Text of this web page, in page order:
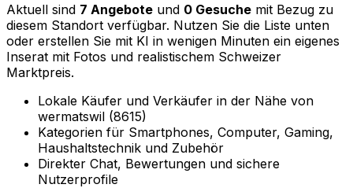
Aktuell sind 7 Angebote und 0 Gesuche mit Bezug zu
diesem Standort verfügbar. Nutzen Sie die Liste unten
oder erstellen Sie mit KI in wenigen Minuten ein eigenes
Inserat mit Fotos und realistischem Schweizer
Marktpreis.
Lokale Käufer und Verkäufer in der Nähe von
wermatswil (8615)
Kategorien für Smartphones, Computer, Gaming,
Haushaltstechnik und Zubehör
Direkter Chat, Bewertungen und sichere
Nutzerprofile